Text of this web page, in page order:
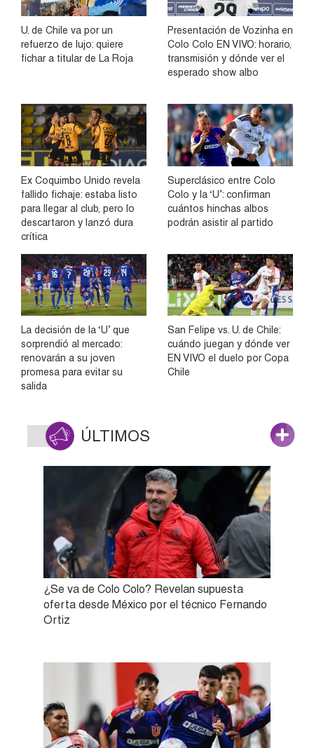
U. de Chile va por un
refuerzo de lujo: quiere
fichar a titular de La Roja
Presentación de Vozinha en
Colo Colo EN VIVO: horario,
transmisión y dónde ver el
esperado show albo
Ex Coquimbo Unido revela
fallido fichaje: estaba listo
para llegar al club, pero lo
descartaron y lanzó dura
crítica
Superclásico entre Colo
Colo y la ‘U’: confirman
cuántos hinchas albos
podrán asistir al partido
La decisión de la ‘U’ que
sorprendió al mercado:
renovarán a su joven
promesa para evitar su
salida
San Felipe vs. U. de Chile:
cuándo juegan y dónde ver
EN VIVO el duelo por Copa
Chile
ÚLTIMOS
¿Se va de Colo Colo? Revelan supuesta
oferta desde México por el técnico Fernando
Ortiz